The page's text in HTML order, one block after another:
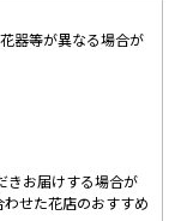
花器等が異なる場合が
きお届けする場合が
せた花店のおすすめ